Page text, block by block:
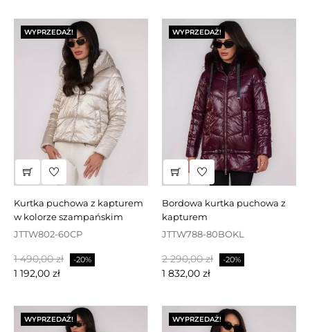
WYPRZEDAŻ!
kurtka puchowa z kapturem
w kolorze szampańskim
JTTW802-60CP
Cena
podstawowa
1 490,00 zł -20%
1 192,00 zł
WYPRZEDAŻ!
bordowa kurtka puchowa z
kapturem
JTTW788-80BOKL
Cena
podstawowa
2 290,00 zł -20%
1 832,00 zł
WYPRZEDAŻ! WYPRZEDAŻ!